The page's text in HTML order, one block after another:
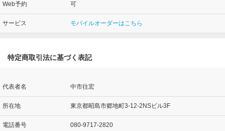
Web予約 可
サービス モバイルオーダーはこちら
特定商取引法に基づく表記
代表者名 中市往宏
所在地 東京都昭島市郷地町3-12-2NSビル3F
電話番号 080-9717-2820